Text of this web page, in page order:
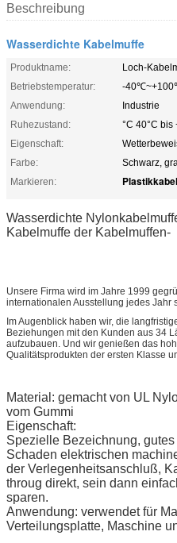
Beschreibung
Wasserdichte Kabelmuffe
Produktname:
Loch-
Betriebstemperatur:
-
Anwendung:
Industrie
Ruhezustand:
°C 40°C
Eigenschaft:
Farbe:
Schwarz,
Markieren:
Wasserdichte
Kabelmuffe der Kabelmuffen-
Unsere Firma wird im Jahre 1999
internationalen Ausstellung jedes Jahr
Im Augenblick haben wir, die
Beziehungen mit den Kunden aus 34
aufzubauen. Und wir genießen das
Qualitätsprodukten der ersten Klasse
Material: gemacht von UL
vom Gummi
Eigenschaft:
Spezielle Bezeichnung,
Schaden elektrischen
der Verlegenheitsanschluß,
throug direkt, sein dann
sparen.
Anwendung: verwendet für
Verteilungsplatte, Maschine